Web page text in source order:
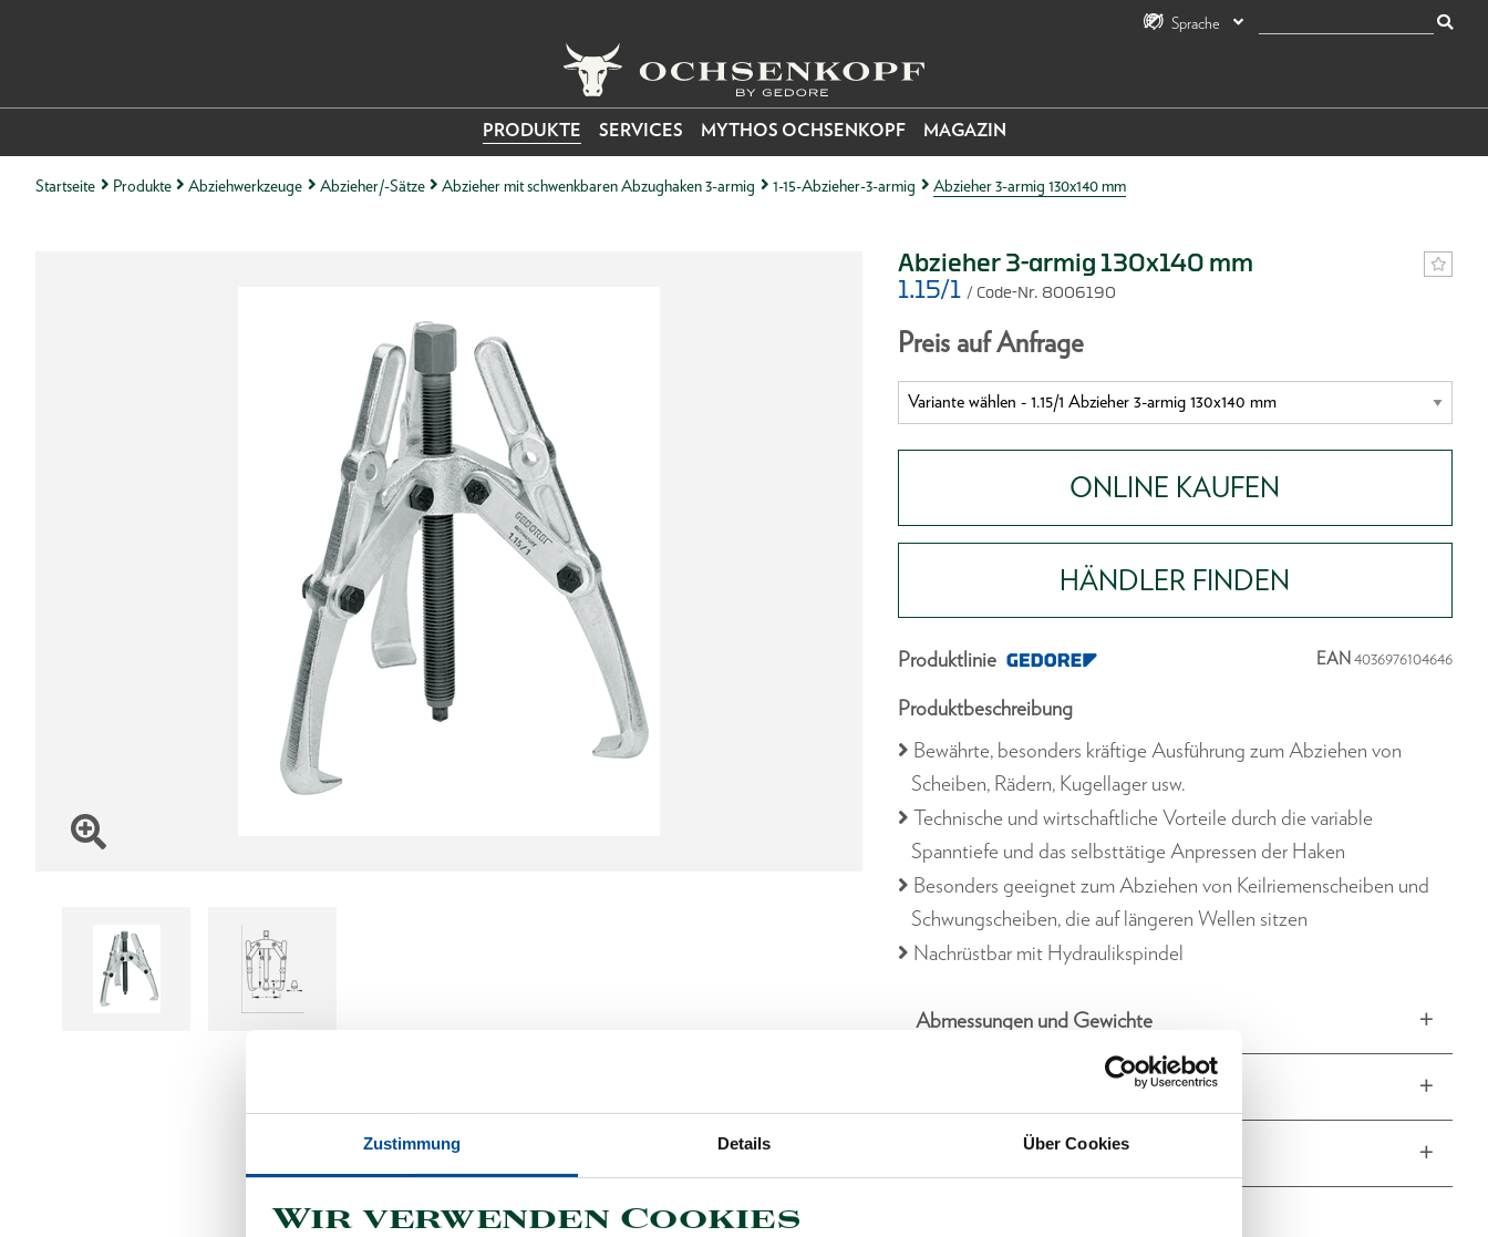
Zustimmung Details Über Cookies
Wir verwenden Cookies
Sprache
PRODUKTE SERVICES MYTHOS OCHSENKOPF MAGAZIN
Startseite Produkte Abziehwerkzeuge Abzieher/-Sätze Abzieher mit schwenkbaren Abzughaken 3-armig 1-15-Abzieher-3-armig Abzieher 3-armig 130x140 mm
Abzieher 3-armig 130x140 mm
1.15/1 / Code-Nr. 8006190
Preis auf Anfrage
ONLINE KAUFEN
HÄNDLER FINDEN
Produktlinie EAN4036976104646
Produktbeschreibung
Bewährte, besonders kräftige Ausführung zum Abziehen von
Scheiben, Rädern, Kugellager usw.
Technische und wirtschaftliche Vorteile durch die variable
Spanntiefe und das selbsttätige Anpressen der Haken
Besonders geeignet zum Abziehen von Keilriemenscheiben und
Schwungscheiben, die auf längeren Wellen sitzen
Nachrüstbar mit Hydraulikspindel
Abmessungen und Gewichte
Technische Eigenschaften